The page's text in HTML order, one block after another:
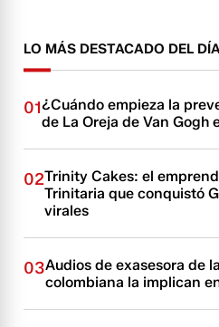
LO MÁS DESTACADO DEL
01¿Cuándo empieza la
de La Oreja de Van Gogh
02Trinity Cakes: el
Trinitaria que conquistó
virales
03Audios de exasesora de
colombiana la implican